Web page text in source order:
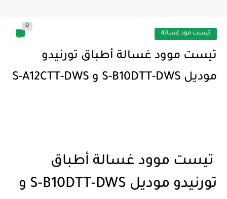
تيست مود غسالة
0
تيست موود غسالة أطباق تورنيدو
موديل S-B10DTT-DWS و S-A12CTT-DWS
تيست موود غسالة أطباق
تورنيدو موديل S-B10DTT-DWS و